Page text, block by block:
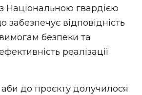
Національною гвардією
забезпечує відповідність
безпеки та
реалізації
до проєкту долучилося